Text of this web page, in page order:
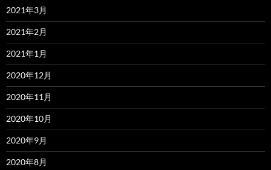
2021年3月
2021年2月
2021年1月
2020年12月
2020年11月
2020年10月
2020年9月
2020年8月